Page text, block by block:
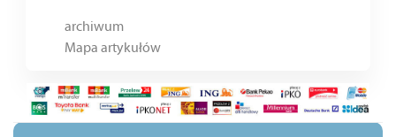
archiwum
Mapa artykułów